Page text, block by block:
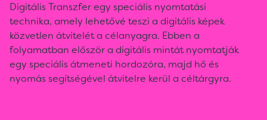
Digitális Transzfer egy speciális nyomtatási
technika, amely lehetővé teszi a digitális képek
közvetlen átvitelét a célanyagra. Ebben a
folyamatban először a digitális mintát nyomtatják
egy speciális átmeneti hordozóra, majd hő és
nyomás segítségével átvitelre kerül a céltárgyra.